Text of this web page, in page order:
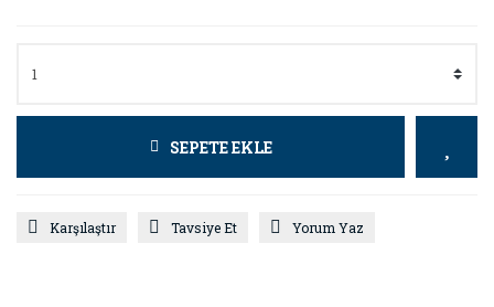
SEPETE EKLE
Karşılaştır Tavsiye Et Yorum Yaz